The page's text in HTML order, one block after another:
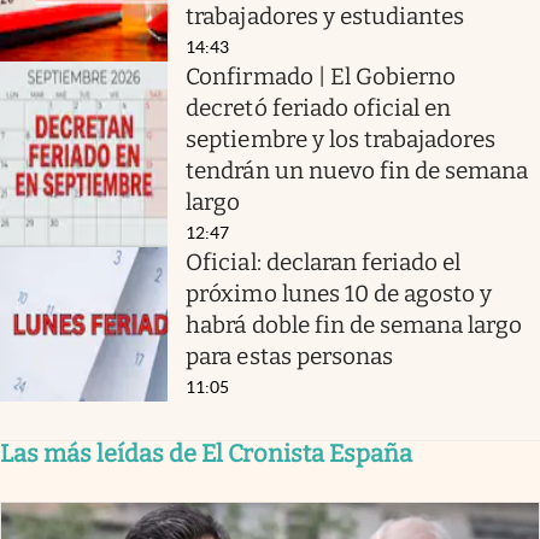
trabajadores y estudiantes
14:43
Confirmado | El Gobierno
decretó feriado oficial en
septiembre y los trabajadores
tendrán un nuevo fin de semana
largo
12:47
Oficial: declaran feriado el
próximo lunes 10 de agosto y
habrá doble fin de semana largo
para estas personas
11:05
Las más leídas de El Cronista España